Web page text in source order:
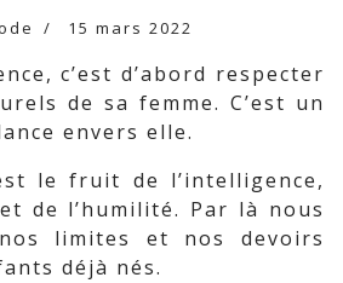
15 mars 2022
c’est d’abord respecter
de sa femme. C’est un
envers elle.
le fruit de l’intelligence,
de l’humilité. Par là nous
limites et nos devoirs
déjà nés.